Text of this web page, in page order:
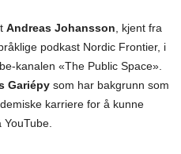
Andreas Johansson , kjent fra
podkast Nordic Frontier, i
kanalen «The Public Space».
Gariépy som har bakgrunn som
karriere for å kunne